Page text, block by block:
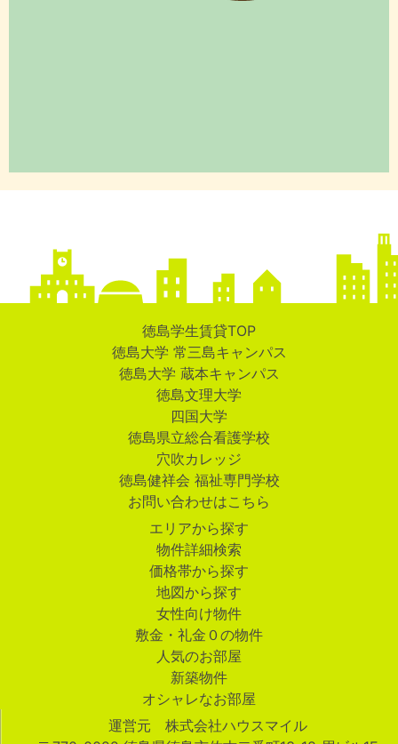
徳島学生賃貸TOP
徳島大学 常三島キャンパス
徳島大学 蔵本キャンパス
徳島文理大学
四国大学
徳島県立総合看護学校
穴吹カレッジ
徳島健祥会 福祉専門学校
お問い合わせはこちら
エリアから探す
物件詳細検索
価格帯から探す
地図から探す
女性向け物件
敷金・礼金０の物件
人気のお部屋
新築物件
オシャレなお部屋
運営元 株式会社ハウスマイル